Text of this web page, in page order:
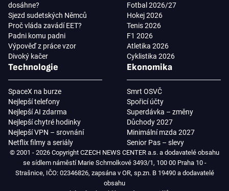
dosáhne?
Sjezd sudetských Němců
Proč vláda zavádí EET?
Padni komu padni
Výpověď z práce vzor
Divoký kačer
Fotbal 2026/27
Hokej 2026
Tenis 2026
F1 2026
Atletika 2026
Cyklistika 2026
Technologie
SpaceX na burze
Nejlepší telefony
Nejlepší AI zdarma
Nejlepší chytré hodinky
Nejlepší VPN – srovnání
Netflix filmy a seriály
Ekonomika
Smrt OSVČ
Spořicí účty
Superdávka – změny
Důchody 2027
Minimální mzda 2027
Senior Pas – slevy
© 2001 - 2026 Copyright CZECH NEWS CENTER a.s. a dodavatelé obsahu
se sídlem náměstí Marie Schmolkové 3493/1, 100 00 Praha 10 -
Strašnice, IČO: 02346826, zapsána v OR, sp.zn. B 19490 a dodavatelé
obsahu